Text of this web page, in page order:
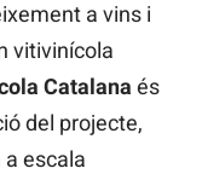
a vins i
vitivinícola
Catalana és
del projecte,
escala